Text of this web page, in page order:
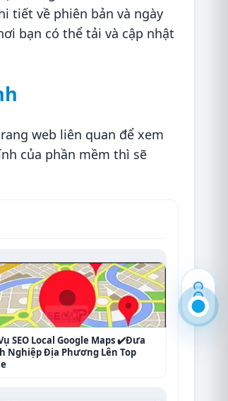
tiết về phiên bản và ngày
bạn có thể tải và cập nhật
web liên quan để xem
của phần mềm thì sẽ
SEO Local Google Maps ✔️Đưa
Nghiệp Địa Phương Lên Top